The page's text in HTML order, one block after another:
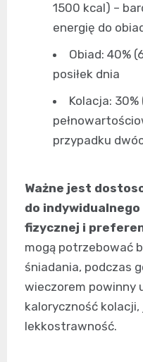
1500 kcal) –
energię do
Obiad: 40%
posiłek dnia
Kolacja:
przypadku
Ważne jest
do
fizycznej i
mogą potrzebować
śniadania, podczas
wieczorem powinny
kaloryczność
lekkostrawność.